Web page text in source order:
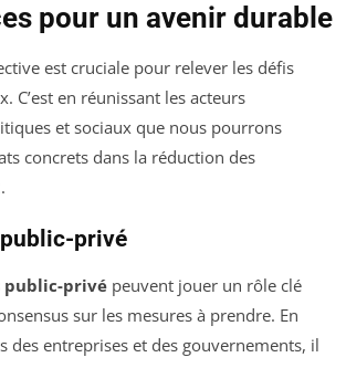
pour un avenir durable
est cruciale pour relever les défis
C’est en réunissant les acteurs
et sociaux que nous pourrons
concrets dans la réduction des
privé
privé peuvent jouer un rôle clé
sur les mesures à prendre. En
des entreprises et des gouvernements, il